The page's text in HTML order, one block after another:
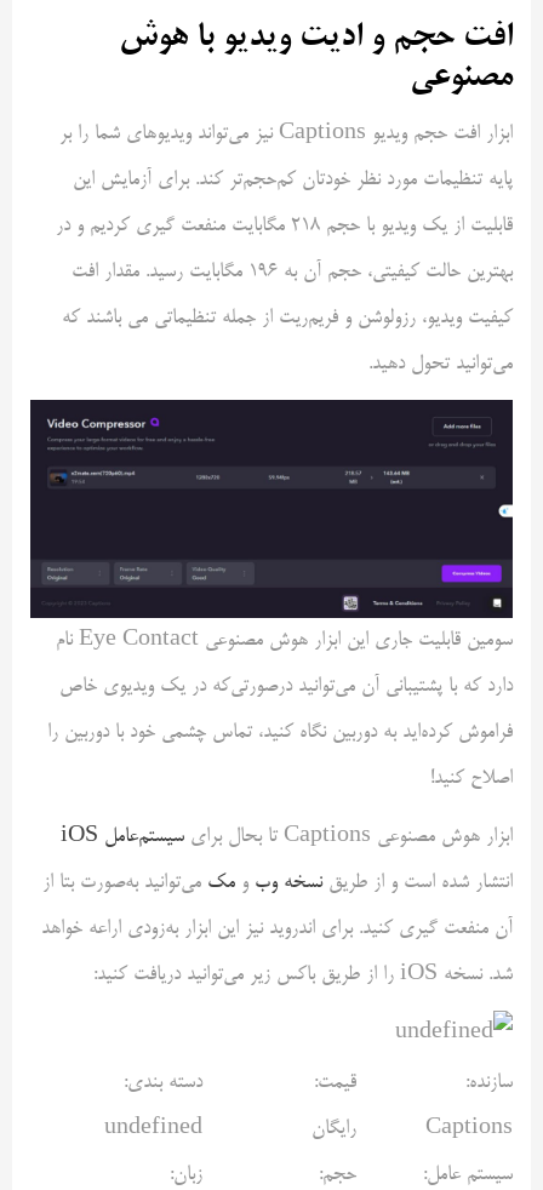
افت حجم و ادیت ویدیو با هوش
مصنوعی
ابزار افت حجم ویدیو Captions نیز می‌تواند ویدیوهای شما را بر
پایه تنظیمات مورد نظر خودتان کم‌حجم‌تر کند. برای آزمایش این
قابلیت از یک ویدیو با حجم ۲۱۸ مگابایت منفعت گیری کردیم و در
بهترین حالت کیفیتی، حجم آن به ۱۹۶ مگابایت رسید. مقدار افت
کیفیت ویدیو، رزولوشن و فریم‌ریت از جمله تنظیماتی می باشند که
می‌توانید تحول دهید.
سومین قابلیت جاری این ابزار هوش مصنوعی Eye Contact نام
دارد که با پشتیبانی آن می‌توانید در‌صورتی‌که در یک ویدیوی خاص
فراموش کرده‌اید به دوربین نگاه کنید، تماس چشمی خود با دوربین را
اصلاح کنید!
ابزار هوش مصنوعی Captions تا بحال برای
سیستم‌عامل iOS
انتشار شده است و از طریقنسخه وب و مک می‌توانید به‌صورت بتا از
آن منفعت گیری کنید. برای اندروید نیز این ابزار به‌زودی اراعه خواهد
شد. نسخه iOS را از طریق باکس زیر می‌توانید دریافت کنید:
سازنده:
Captions
قیمت:
رایگان
دسته بندی:
undefined
سیستم عامل:
حجم:
زبان: